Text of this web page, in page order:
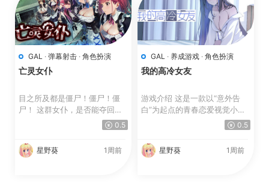
GAL · 弹幕射击 · 角色扮演
亡灵女仆
目之所及都是僵尸！僵尸！僵
尸！ 这群女仆，是否能夺回秋
叶原往日的和平！？ 这是...0.5
星野葵 1周前
GAL · 养成游戏 · 角色扮演
我的高冷女友
游戏介绍 这是一款以“意外告
白”为起点的青春恋爱视觉小
0.5
星野葵 1周前